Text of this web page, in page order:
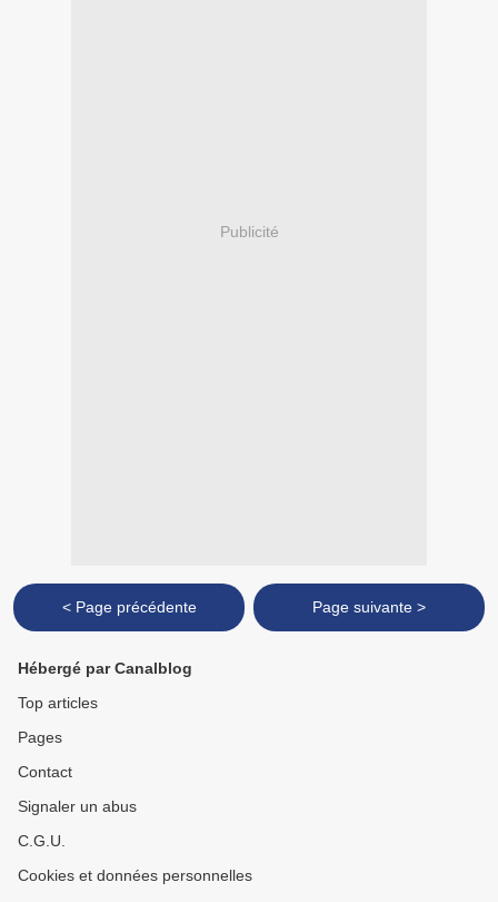
Publicité
< Page précédente Page suivante >
Hébergé par Canalblog
Top articles
Pages
Contact
Signaler un abus
C.G.U.
Cookies et données personnelles